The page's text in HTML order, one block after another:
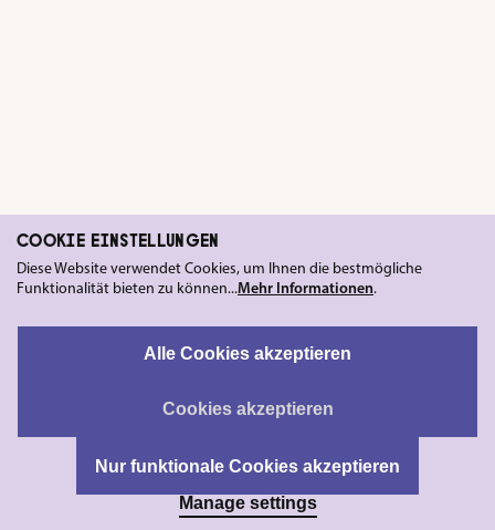
ÄHNLICHE PRODUKTE
COOKIE EINSTELLUNGEN
Diese Website verwendet Cookies, um Ihnen die bestmögliche
Funktionalität bieten zu können...Mehr Informationen.
Manage settings
Nur funktionale Cookies akzeptieren
Cookies akzeptieren
Alle Cookies akzeptieren